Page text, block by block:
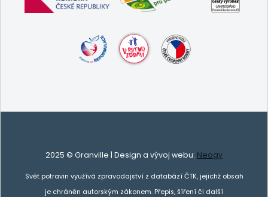
2025 © Granville | Design a vývoj webu: Neogy
Svět potravin využívá zpravodajství z databází ČTK, jejichž obsah
je chráněn autorským zákonem. Přepis, šíření či další